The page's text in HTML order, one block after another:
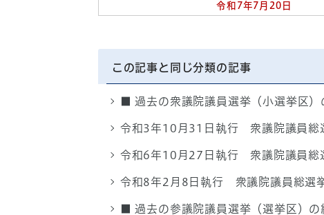
令和7年7月20日
この記事と同じ分類の記事
■ 過去の衆議院議員選挙（小選挙区）
令和3年10月31日執行 衆議院議員総
令和6年10月27日執行 衆議院議員総
令和8年2月8日執行 衆議院議員総選
■ 過去の参議院議員選挙（選挙区）の